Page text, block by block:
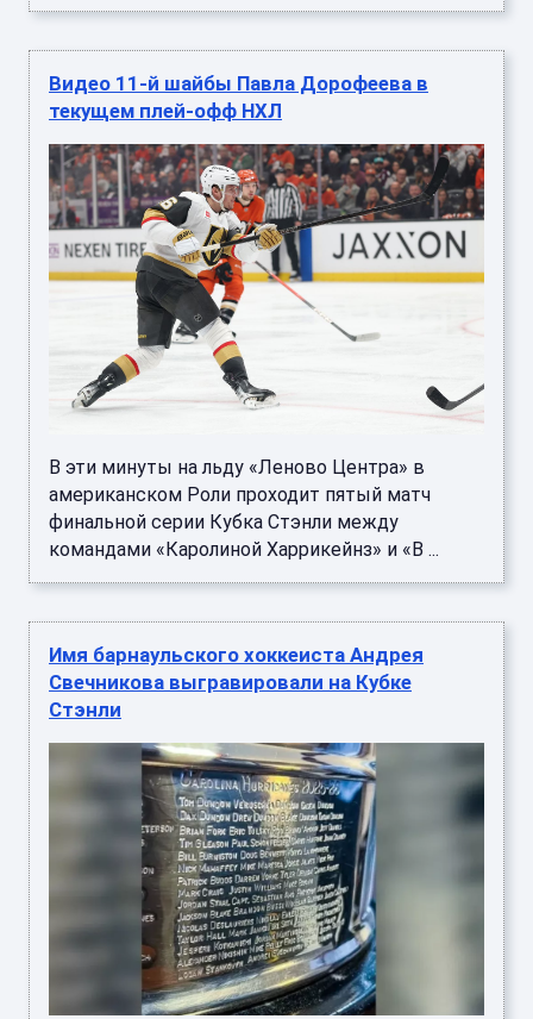
Видео 11-й шайбы Павла Дорофеева в
текущем плей-офф НХЛ
В эти минуты на льду «Леново Центра» в
американском Роли проходит пятый матч
финальной серии Кубка Стэнли между
командами «Каролиной Харрикейнз» и «В ...
Имя барнаульского хоккеиста Андрея
Свечникова выгравировали на Кубке
Стэнли